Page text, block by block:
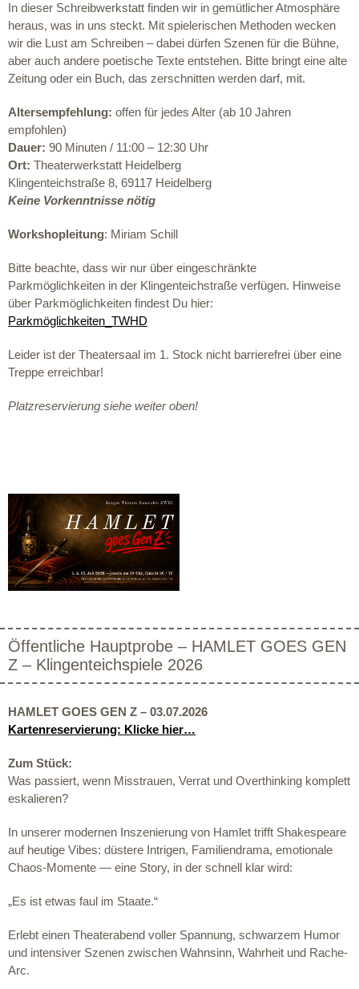
In dieser Schreibwerkstatt finden wir in gemütlicher Atmosphäre
heraus, was in uns steckt. Mit spielerischen Methoden wecken
wir die Lust am Schreiben – dabei dürfen Szenen für die Bühne,
aber auch andere poetische Texte entstehen. Bitte bringt eine alte
Zeitung oder ein Buch, das zerschnitten werden darf, mit.
Altersempfehlung: offen für jedes Alter (ab 10 Jahren
empfohlen)
Dauer: 90 Minuten / 11:00 – 12:30 Uhr
Ort: Theaterwerkstatt Heidelberg
Klingenteichstraße 8, 69117 Heidelberg
Keine Vorkenntnisse nötig
Workshopleitung: Miriam Schill
Bitte beachte, dass wir nur über eingeschränkte
Parkmöglichkeiten in der Klingenteichstraße verfügen. Hinweise
über Parkmöglichkeiten findest Du hier:
Parkmöglichkeiten_TWHD
Leider ist der Theatersaal im 1. Stock nicht barrierefrei über eine
Treppe erreichbar!
Platzreservierung siehe weiter oben!
Öffentliche Hauptprobe – HAMLET GOES GEN
Z – Klingenteichspiele 2026
HAMLET GOES GEN Z – 03.07.2026
Kartenreservierung: Klicke hier…
Zum Stück:
Was passiert, wenn Misstrauen, Verrat und Overthinking komplett
eskalieren?
In unserer modernen Inszenierung von Hamlet trifft Shakespeare
auf heutige Vibes: düstere Intrigen, Familiendrama, emotionale
Chaos-Momente — eine Story, in der schnell klar wird:
„Es ist etwas faul im Staate.“
Erlebt einen Theaterabend voller Spannung, schwarzem Humor
und intensiver Szenen zwischen Wahnsinn, Wahrheit und Rache-
Arc.